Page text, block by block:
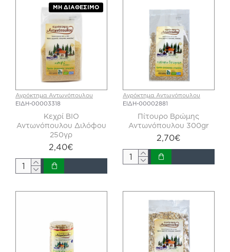
ΜΗ ΔΙΑΘΈΣΙΜΟ
Αγρόκτημα Αντωνόπουλου
ΕΙΔΗ-00003318
Κεχρί ΒΙΟ
Αντωνόπουλου Διλόφου
250γρ
2,40€
Αγρόκτημα Αντωνόπουλου
ΕΙΔΗ-00002881
Πίτουρο Βρώμης
Αντωνόπουλου 300gr
2,70€